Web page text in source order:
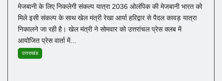
मेजबानी के लिए निकलेगी संकल्प यात्रा 2036 ओलंपिक की मेजबानी भारत को
मिले इसी संकल्प के साथ खेल मंत्री रेखा आर्या हरिद्वार से पैदल कावड़ यात्रा
निकालने जा रही है। खेल मंत्री ने सोमवार को उत्तरांचल प्रेस क्लब में
आयोजित प्रेस वार्ता में...
उत्तराखंड